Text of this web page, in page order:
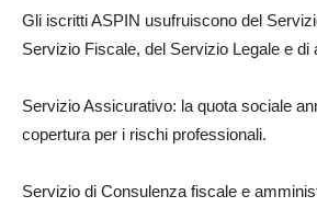
Gli iscritti ASPIN usufruiscono del
Servizio Fiscale, del Servizio Legale e di
Servizio Assicurativo: la quota sociale
copertura per i rischi professionali.
Servizio di Consulenza fiscale e